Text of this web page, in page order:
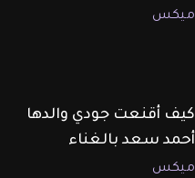
ميكس
كيف أقنعت جودي والدها
أحمد سعد بالغناء
ميكس